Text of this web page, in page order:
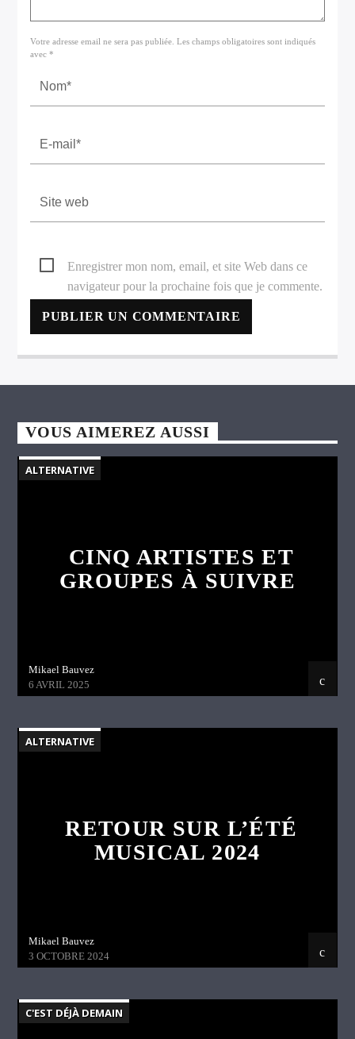
Votre adresse email ne sera pas publiée. Les champs obligatoires sont indiqués
avec *
Enregistrer mon nom, email, et site Web dans ce
navigateur pour la prochaine fois que je commente.
VOUS AIMEREZ AUSSI
ALTERNATIVE
CINQ ARTISTES ET
GROUPES À SUIVRE
Mikael Bauvez
6 AVRIL 2025
ALTERNATIVE
RETOUR SUR L’ÉTÉ
MUSICAL 2024
Mikael Bauvez
3 OCTOBRE 2024
C'EST DÉJÀ DEMAIN